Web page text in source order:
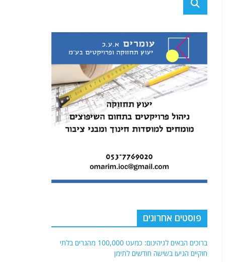
פוסטים אחרונים
ברוכים הבאים לגיהינום: כמעט 100,000 מהגרים בלתי
חוקיים הגיעו בשישה חודשים לתימן